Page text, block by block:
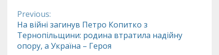
Continue
Reading
Previous:
На війні загинув Петро Копитко з
Тернопільщини: родина втратила надійну
опору, а Україна – Героя